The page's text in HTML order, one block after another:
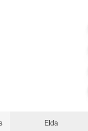
Elda